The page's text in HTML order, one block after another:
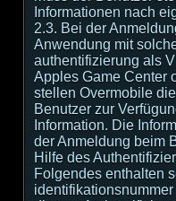
Informationen nach
2.3. Bei der
Anwendung mit
authentifizierung als
Apples Game Center
stellen Overmobile
Benutzer zur
Information. Die
der Anmeldung beim
Hilfe des
Folgendes enthalten